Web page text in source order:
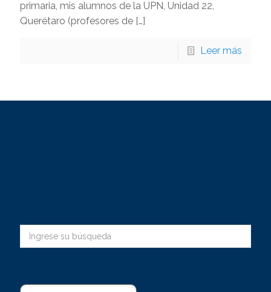
primaria, mis alumnos de la UPN, Unidad 22,
Querétaro (profesores de […]
Leer más